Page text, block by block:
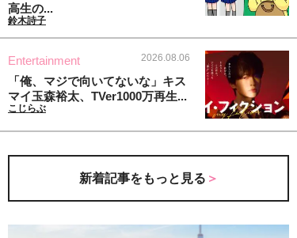
高生の...
鈴木詩子
Entertainment 2026.08.06
「俺、マジで向いてないな」キス
マイ玉森裕太、TVer1000万再生...
こじらぶ
新着記事をもっと見る